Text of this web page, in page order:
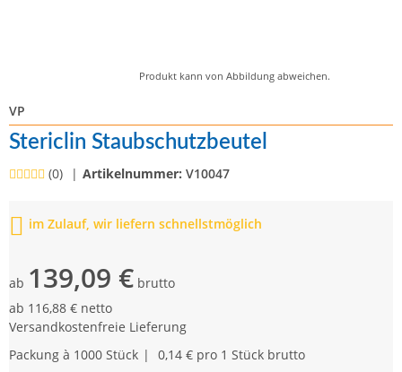
Produkt kann von Abbildung abweichen.
VP
Stericlin Staubschutzbeutel
(0) Artikelnummer: V10047
im Zulauf, wir liefern schnellstmöglich
ab 139,09 € brutto
ab 116,88 € netto
Versandkostenfreie Lieferung
Packung à 1000 Stück
0,14 € pro 1 Stück brutto